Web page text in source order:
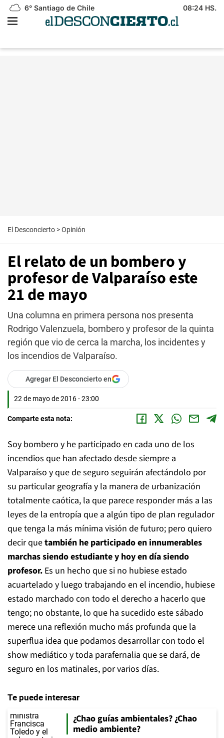
6° Santiago de Chile 08:24 HS.
El Desconcierto >Opinión
El relato de un bombero y
profesor de Valparaíso este
21 de mayo
Una columna en primera persona nos presenta
Rodrigo Valenzuela, bombero y profesor de la quinta
región que vio de cerca la marcha, los incidentes y
los incendios de Valparaíso.
Agregar El Desconcierto en
22 de mayo de 2016 - 23:00
Comparte esta nota:
Soy bombero y he participado en cada uno de los
incendios que han afectado desde siempre a
Valparaíso y que de seguro seguirán afectándolo por
su particular geografía y la manera de urbanización
totalmente caótica, la que parece responder más a las
leyes de la entropía que a algún tipo de plan regulador
que tenga la más mínima visión de futuro; pero quiero
decir quetambién he participado en innumerables
marchas siendo estudiante y hoy en día siendo
profesor. Es un hecho que si no hubiese estado
acuartelado y luego trabajando en el incendio, hubiese
estado marchado con todo el derecho a hacerlo que
tengo; no obstante, lo que ha sucedido este sábado
merece una reflexión mucho más profunda que la
superflua idea que podamos desarrollar con todo el
show mediático y toda parafernalia que se dará, de
seguro en los matinales, por varios días.
Te puede interesar
¿Chao guías ambientales? ¿Chao
medio ambiente?